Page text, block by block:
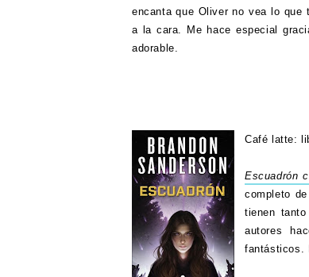
encanta que Oliver no vea lo que
a la cara. Me hace especial
adorable.
Café latte:
Escuadrón
completo
tienen
autores
fantásticos.